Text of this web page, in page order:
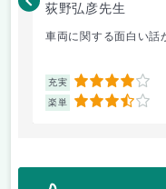
荻野弘彦先生
車両に関する面白い話
充実 4
楽単 3.5